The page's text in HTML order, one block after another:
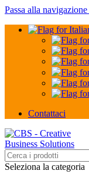
Passa alla navigazione
Contattaci
Seleziona la categoria